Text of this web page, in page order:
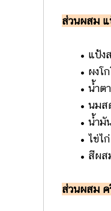
ส่วนผสม แ
• แป้งส
• ผงโก
• น้ำตา
• นมสด
• น้ำมัน
• ไข่ไก่
• สีผสม
ส่วนผสม